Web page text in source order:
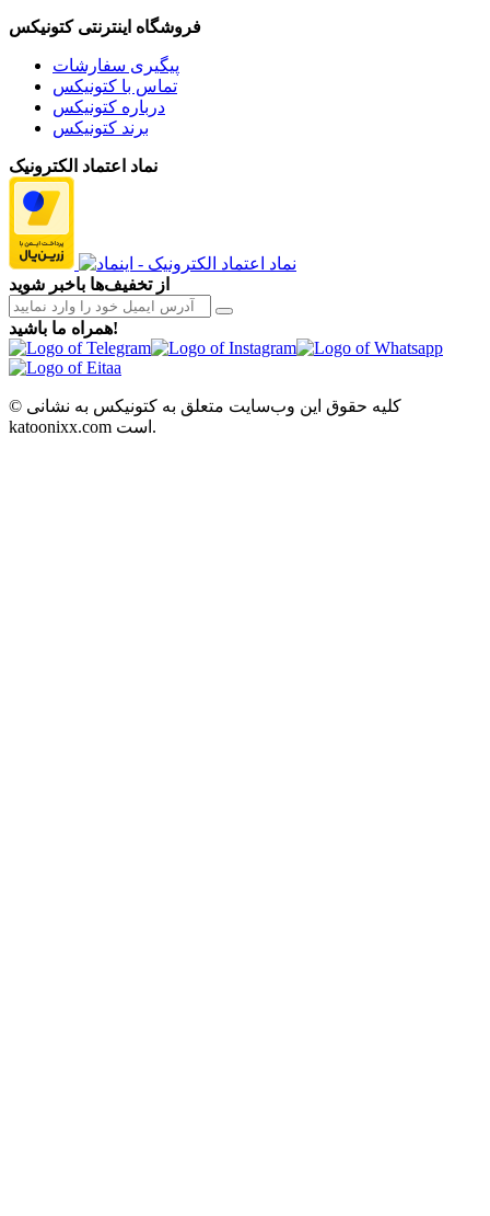
فروشگاه اینترنتی کتونیکس
پیگیری سفارشات
تماس با کتونیکس
درباره کتونیکس
برند کتونیکس
نماد اعتماد الکترونیک
از تخفیف‌ها باخبر شوید
همراه ما باشید!
© کلیه حقوق این وب‌سایت متعلق به کتونیکس به نشانی
katoonixx.com است.